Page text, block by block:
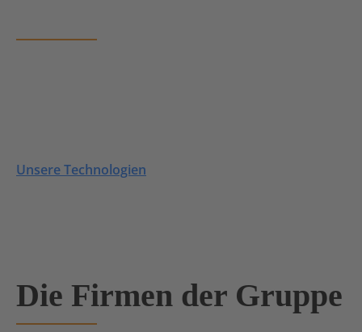
Unsere Technologien
Die Firmen der Gruppe